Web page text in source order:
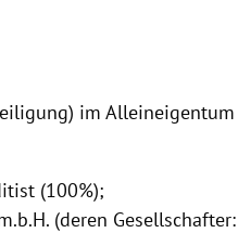
im Alleineigentum
(100%);
(deren Gesellschafter: